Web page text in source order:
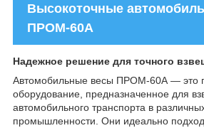
Высокоточные
ПРОМ-60А
Надежное решение для точного
Автомобильные весы ПРОМ-60А — это
оборудование, предназначенное для
автомобильного транспорта в
промышленности. Они идеально